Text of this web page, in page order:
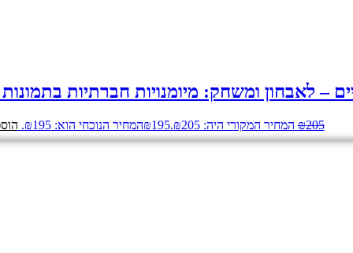
– לאבחון ומשחק: מיומנויות חברתיות
₪205 המחיר המקורי היה: ₪205. ₪195 המחיר הנוכחי הוא: ₪195.